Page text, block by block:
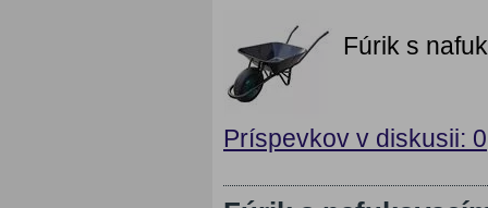
Fúrik s
Príspevkov v diskusii: 0